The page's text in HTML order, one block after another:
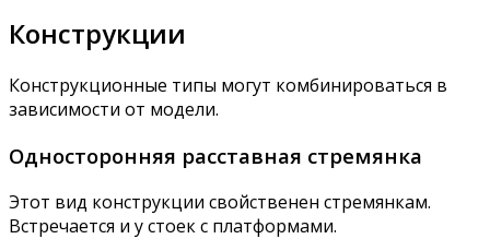
Конструкции
Конструкционные типы могут комбинироваться в
зависимости от модели.
Односторонняя расставная стремянка
Этот вид конструкции свойственен стремянкам.
Встречается и у стоек с платформами.